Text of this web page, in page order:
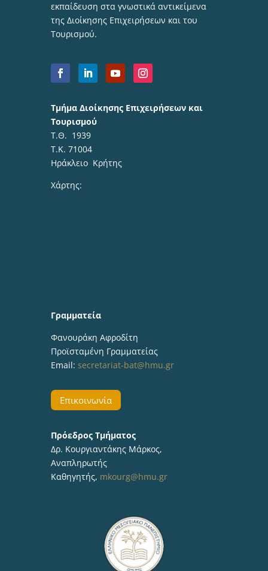
εκπαίδευση στα γνωστικά αντικείμενα
της Διοίκησης Επιχειρήσεων και του
Τουρισμού.
Τμήμα Διοίκησης Επιχειρήσεων και
Τουρισμού
Τ.Θ. 1939
Τ.Κ. 71004
Ηράκλειο Κρήτης
Χάρτης:
Γραμματεία
Φανουράκη Αφροδίτη
Προϊσταμένη Γραμματείας
Email: secretariat-bat@hmu.gr
Επικοινωνία
Πρόεδρος Τμήματος
Δρ. Κουργιαντάκης Μάρκος,
Αναπληρωτής
Καθηγητής, mkourg@hmu.gr